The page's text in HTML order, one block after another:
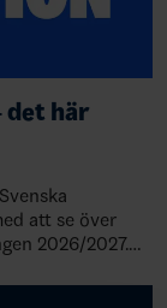
det här
att se över
2026/2027.